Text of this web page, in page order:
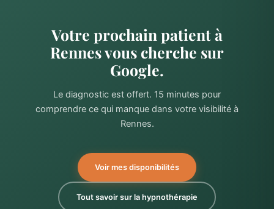
Votre prochain patient à
Rennes vous cherche sur
Google.
Le diagnostic est offert. 15 minutes pour
comprendre ce qui manque dans votre visibilité à
Rennes.
Voir mes disponibilités
Tout savoir sur la hypnothérapie